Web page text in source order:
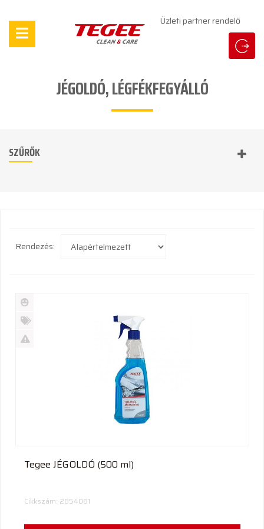
Üzleti partner rendelő
JÉGOLDÓ, LÉGFÉKFEGYÁLLÓ
SZŰRŐK
Rendezés:
Új
termék
%
Tegee JÉGOLDÓ (500 ml)
Cikkszám: 2854081